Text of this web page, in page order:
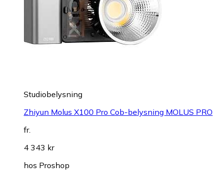
Studiobelysning
Zhiyun Molus X100 Pro Cob-belysning MOLUS PRO
fr.
4 343 kr
hos Proshop